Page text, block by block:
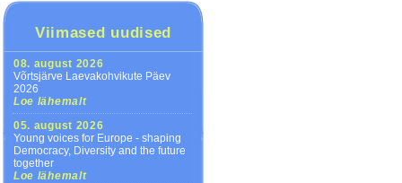
Viimased uudised
08. august 2026
Võrtsjärve Laevakohvikute Päev
2026
Loe lähemalt
05. august 2026
Young voices for Europe - shaping
Democracy, Diversity and the future
together
Loe lähemalt